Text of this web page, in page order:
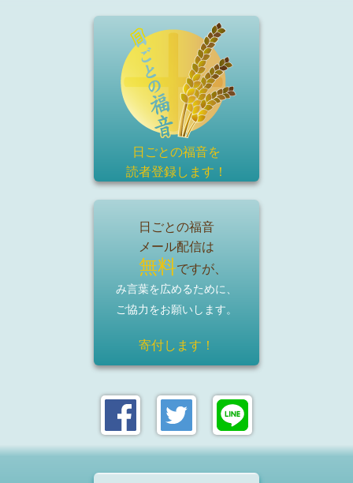
日ごとの福音を
読者登録します！
日ごとの福音
メール配信は
無料ですが、
み言葉を広めるために、
ご協力をお願いします。
寄付します！